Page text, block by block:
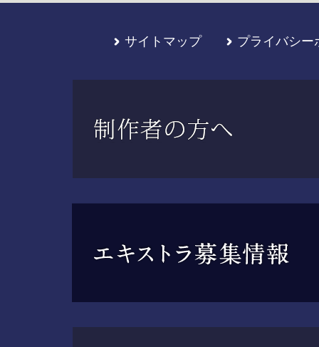
サイトマップ プライバシー